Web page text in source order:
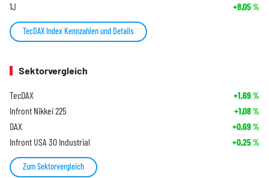
1J +8,05%
TecDAX Index Kennzahlen und Details
Sektorvergleich
TecDAX +1,69%
Infront Nikkei 225 +1,08%
DAX +0,69%
Infront USA 30 Industrial +0,25%
Zum Sektorvergleich